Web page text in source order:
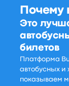
Почему
Это
билетов
Платформа
автобусных
показываем